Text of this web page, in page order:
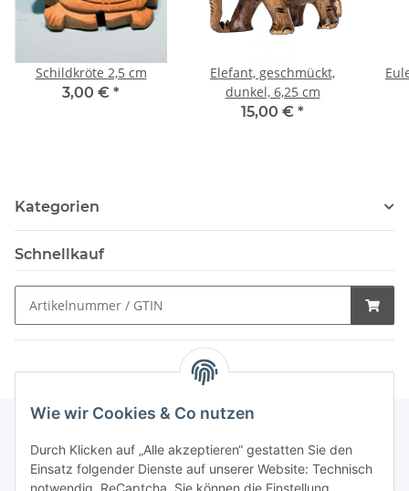
Wie wir Cookies & Co nutzen
Durch Klicken auf „Alle akzeptieren“ gestatten Sie den
Einsatz folgender Dienste auf unserer Website: Technisch
Schildkröte 2,5 cm
3,00 € *
Elefant, geschmückt,
dunkel, 6,25 cm
15,00 € *
Kategorien
Schnellkauf
Schnellkauf